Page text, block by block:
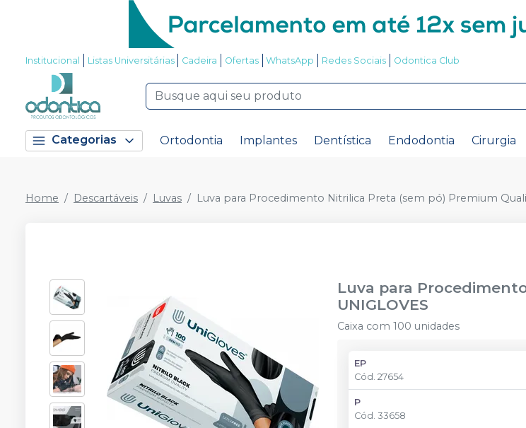
Institucional Listas Universitárias Cadeira Ofertas WhatsApp Redes Sociais Odontica Club
Categorias Ortodontia Implantes Dentística Endodontia Cirurgia
Home Descartáveis Luvas Luva para Procedimento Nitrilica Preta (sem pó) Premium
Luva para
UNIGLOVES
Caixa com 100 unidades
EP
Cód.27654
P
Cód.33658